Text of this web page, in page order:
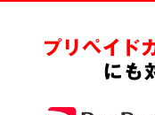
プリペイド
にも